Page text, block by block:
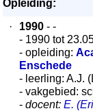
Opleiding:
·
1990 - -
- 1990 tot
- opleiding:
Enschede
- leerling: A.J.
- vakgebied:
- docent: E.